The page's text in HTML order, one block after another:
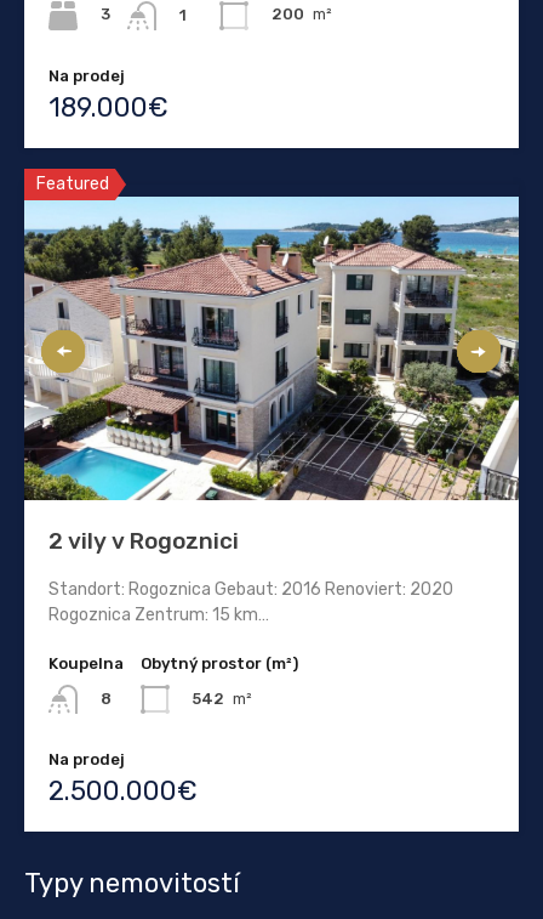
3
1
200 m²
Na prodej
189.000€
Featured
2 vily v Rogoznici
Standort: Rogoznica Gebaut: 2016 Renoviert: 2020
Rogoznica Zentrum: 15 km…
Koupelna
8
Obytný prostor (m²)
542 m²
Na prodej
2.500.000€
Typy nemovitostí